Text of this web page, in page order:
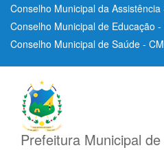
Conselho Municipal da Assistência
Conselho Municipal de Educação -
Conselho Municipal de Saúde -
Prefeitura Municipal